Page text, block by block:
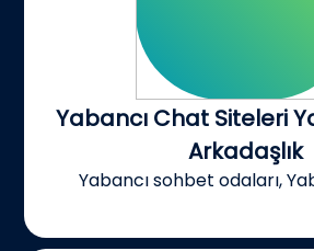
Yabancı Chat Siteleri
Arkadaşlık
Yabancı sohbet odaları,